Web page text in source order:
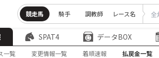
競走馬 騎手 調教師 レース名
SPAT4 データBOX
一覧 変更情報一覧 着順速報 払戻金一覧